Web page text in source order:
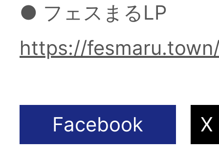
ポート！おす
供会社まとめ
た。
● フェスまるLP
https://